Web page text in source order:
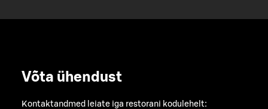
Võta ühendust
Kontaktandmed leiate iga restorani kodulehelt: